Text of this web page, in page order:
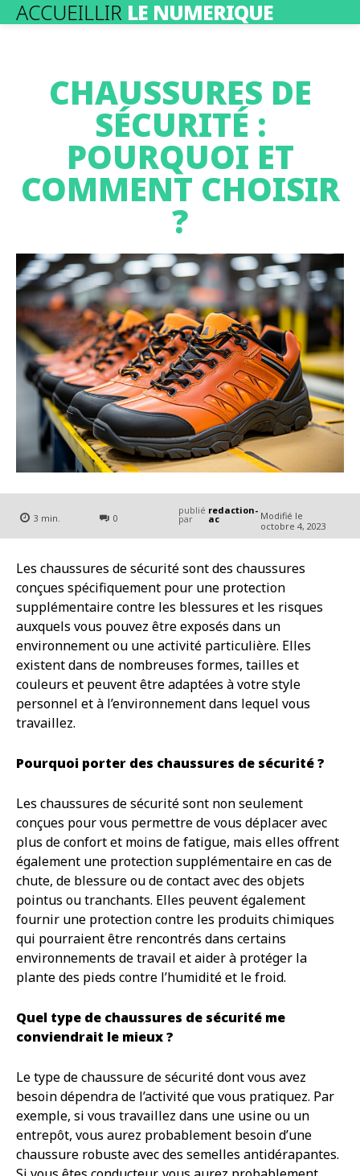
ACCUEILLIR LE NUMERIQUE
CHAUSSURES DE
SÉCURITÉ :
POURQUOI ET
COMMENT CHOISIR
?
3 min. 0
publié
par
redaction-
ac
Modifié le
octobre 4, 2023
Les chaussures de sécurité sont des chaussures
conçues spécifiquement pour une protection
supplémentaire contre les blessures et les risques
auxquels vous pouvez être exposés dans un
environnement ou une activité particulière. Elles
existent dans de nombreuses formes, tailles et
couleurs et peuvent être adaptées à votre style
personnel et à l’environnement dans lequel vous
travaillez.
Pourquoi porter des chaussures de sécurité ?
Les chaussures de sécurité sont non seulement
conçues pour vous permettre de vous déplacer avec
plus de confort et moins de fatigue, mais elles offrent
également une protection supplémentaire en cas de
chute, de blessure ou de contact avec des objets
pointus ou tranchants. Elles peuvent également
fournir une protection contre les produits chimiques
qui pourraient être rencontrés dans certains
environnements de travail et aider à protéger la
plante des pieds contre l’humidité et le froid.
Quel type de chaussures de sécurité me
conviendrait le mieux ?
Le type de chaussure de sécurité dont vous avez
besoin dépendra de l’activité que vous pratiquez. Par
exemple, si vous travaillez dans une usine ou un
entrepôt, vous aurez probablement besoin d’une
chaussure robuste avec des semelles antidérapantes.